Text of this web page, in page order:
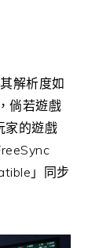
解析度如
倘若遊戲
家的遊戲
」同步